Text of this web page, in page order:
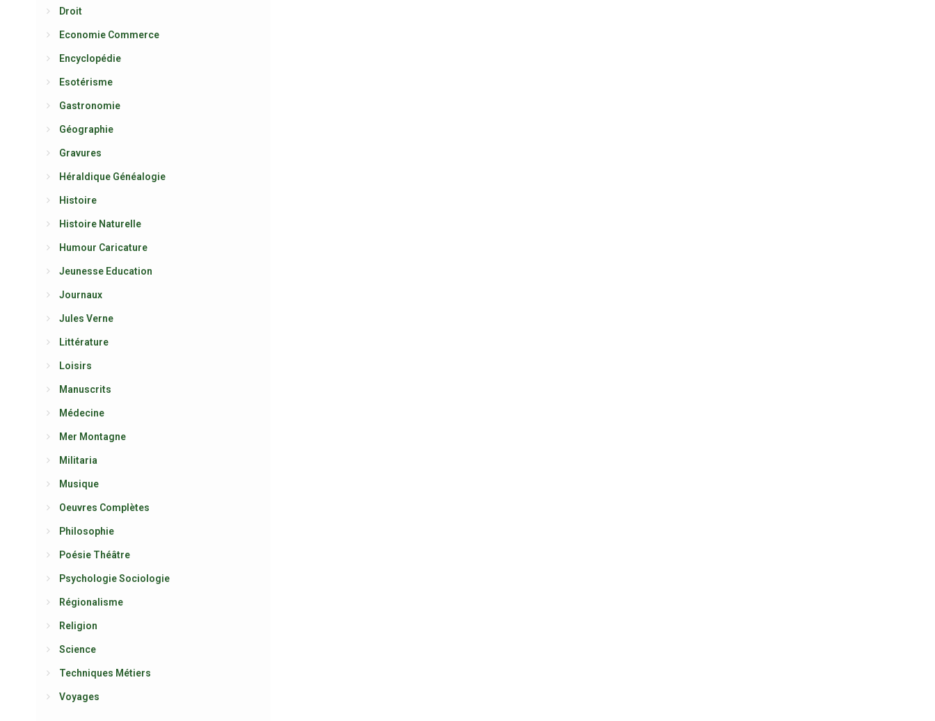
Droit
Economie Commerce
Encyclopédie
Esotérisme
Gastronomie
Géographie
Gravures
Héraldique Généalogie
Histoire
Histoire Naturelle
Humour Caricature
Jeunesse Education
Journaux
Jules Verne
Littérature
Loisirs
Manuscrits
Médecine
Mer Montagne
Militaria
Musique
Oeuvres Complètes
Philosophie
Poésie Théâtre
Psychologie Sociologie
Régionalisme
Religion
Science
Techniques Métiers
Voyages